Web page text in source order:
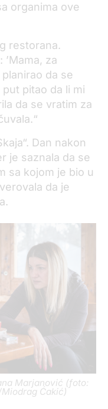
organima ove
restorana.
za
da se
pitao da li mi
da se vratim za
Dan nakon
je saznala da se
sa kojom je bio u
da je
Marjanović (foto:
Miodrag Ćakić)